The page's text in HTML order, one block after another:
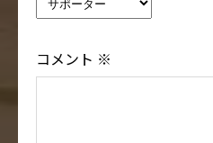
コメント ※